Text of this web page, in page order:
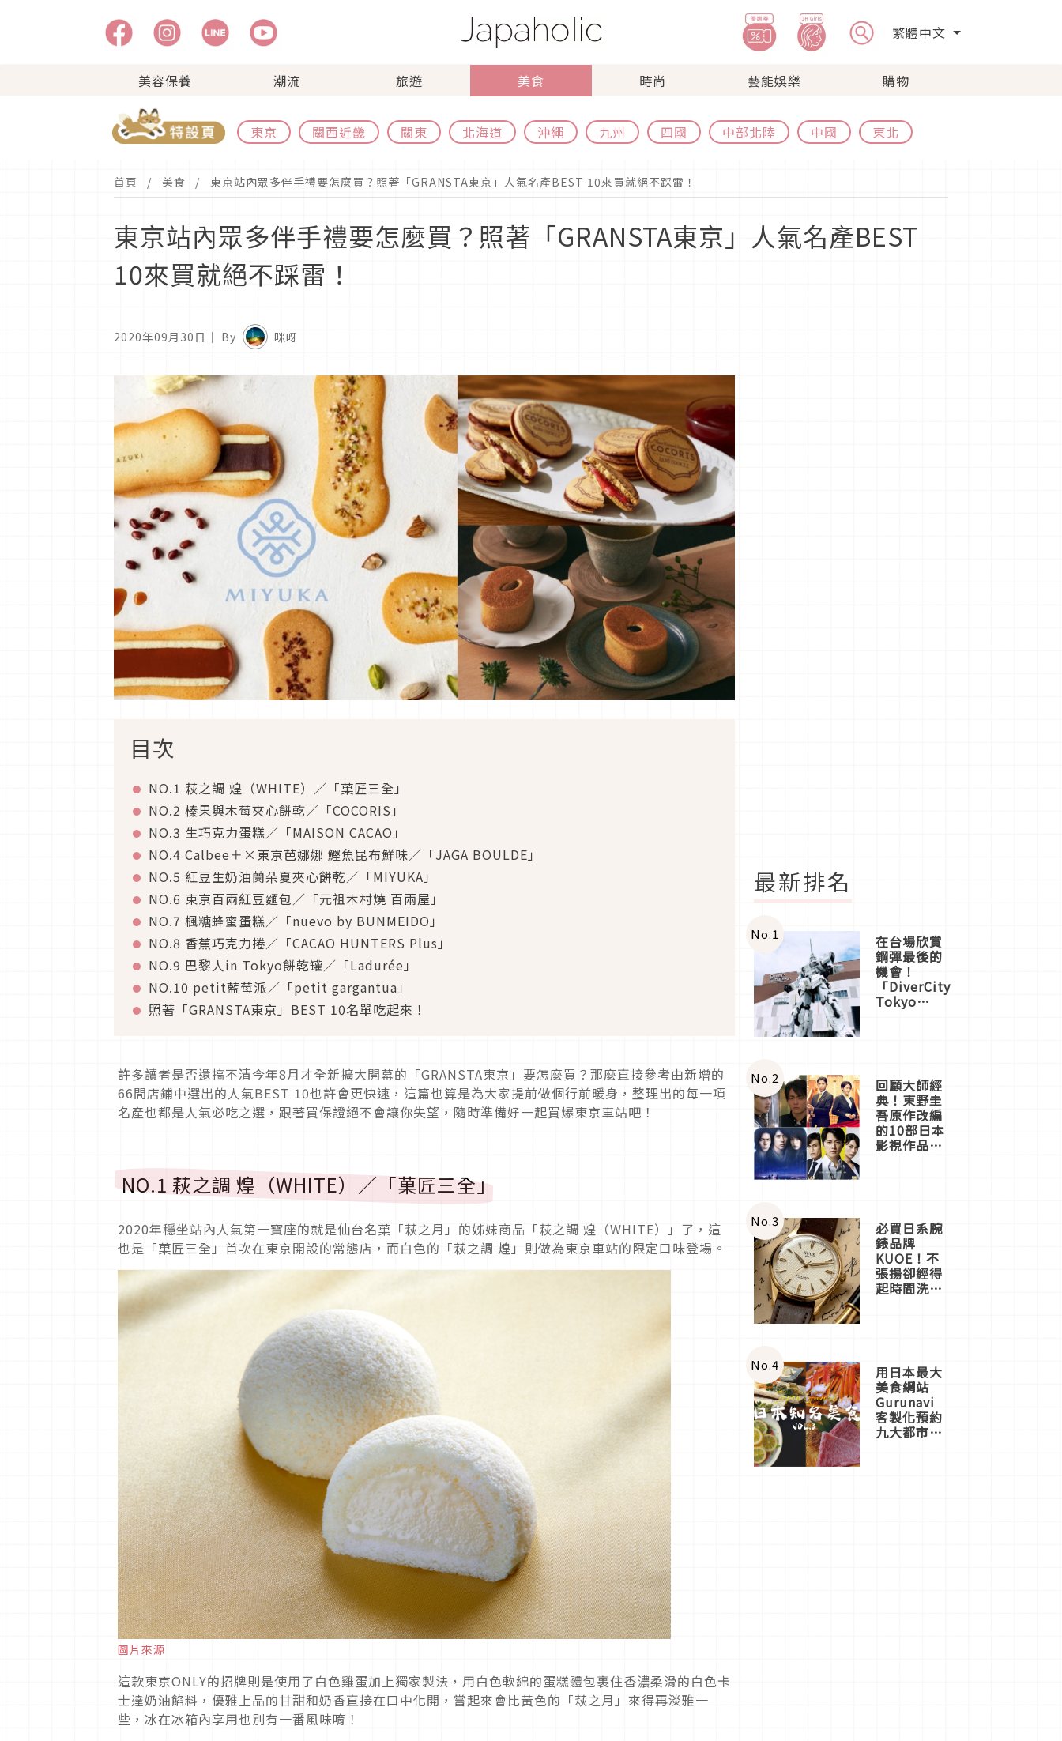
繁體中文
美容保養 潮流 旅遊 美食 時尚 藝能娛樂 購物
東京 關西近畿 關東 北海道 沖繩 九州 四國 中部北陸 中國 東北
首頁 美食 東京站內眾多伴手禮要怎麼買？照著「GRANSTA東京」人氣名產BEST 10來買就絕不踩雷！
東京站內眾多伴手禮要怎麼買？照著「GRANSTA東京」人氣名產BEST
10來買就絕不踩雷！
2020年09月30日 ｜ By 咪呀
目次
NO.1 萩之調 煌（WHITE）／「菓匠三全」
NO.2 榛果與木莓夾心餅乾／「COCORIS」
NO.3 生巧克力蛋糕／「MAISON CACAO」
NO.4 Calbee＋×東京芭娜娜 鰹魚昆布鮮味／「JAGA BOULDE」
NO.5 紅豆生奶油蘭朵夏夾心餅乾／「MIYUKA」
NO.6 東京百兩紅豆麵包／「元祖木村燒 百兩屋」
NO.7 楓糖蜂蜜蛋糕／「nuevo by BUNMEIDO」
NO.8 香蕉巧克力捲／「CACAO HUNTERS Plus」
NO.9 巴黎人in Tokyo餅乾罐／「Ladurée」
NO.10 petit藍莓派／「petit gargantua」
照著「GRANSTA東京」BEST 10名單吃起來！
許多讀者是否還搞不清今年8月才全新擴大開幕的「GRANSTA東京」要怎麼買？那麼直接參考由新增的
66間店鋪中選出的人氣BEST 10也許會更快速，這篇也算是為大家提前做個行前暖身，整理出的每一項
名產也都是人氣必吃之選，跟著買保證絕不會讓你失望，隨時準備好一起買爆東京車站吧！
NO.1 萩之調 煌（WHITE）／「菓匠三全」
2020年穩坐站內人氣第一寶座的就是仙台名菓「萩之月」的姊妹商品「萩之調 煌（WHITE）」了，這
也是「菓匠三全」首次在東京開設的常態店，而白色的「萩之調 煌」則做為東京車站的限定口味登場。
圖片來源
這款東京ONLY的招牌則是使用了白色雞蛋加上獨家製法，用白色軟綿的蛋糕體包裹住香濃柔滑的白色卡
士達奶油餡料，優雅上品的甘甜和奶香直接在口中化開，嘗起來會比黃色的「萩之月」來得再淡雅一
些，冰在冰箱內享用也別有一番風味唷！
最新排名
No.1 在台場欣賞
鋼彈最後的
機會！
「DiverCity
Tokyo
體驗
No.2 回顧大師經
典！東野圭
吾原作改編
的10部日本
影視作品推
No.3 必買日系腕
錶品牌
KUOE！不
張揚卻經得
起時間洗鍊
No.4 用日本最大
美食網站
Gurunavi
客製化預約
九大都市餐